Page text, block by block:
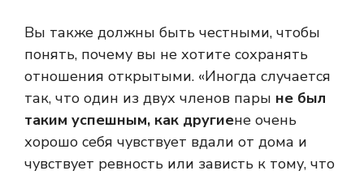
Вы также должны быть честными, чтобы
понять, почему вы не хотите сохранять
отношения открытыми. «Иногда случается
так, что один из двух членов пары не был
таким успешным, как другиене очень
хорошо себя чувствует вдали от дома и
чувствует ревность или зависть к тому, что